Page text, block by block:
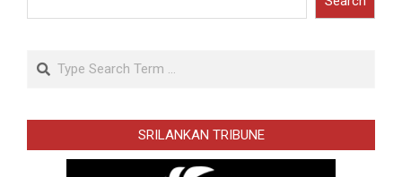
Search
SRILANKAN TRIBUNE